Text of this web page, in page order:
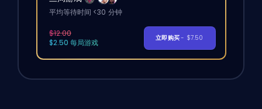
平均等待时间 <30 分钟
$12.00
$2.50 每局游戏
立即购买- $7.50